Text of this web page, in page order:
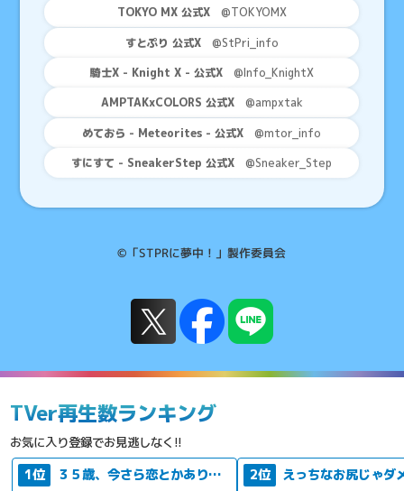
TOKYO MX 公式X @TOKYOMX
すとぷり 公式X @StPri_info
騎士X - Knight X - 公式X @Info_KnightX
AMPTAKxCOLORS 公式X @ampxtak
めておら - Meteorites - 公式X @mtor_info
すにすて - SneakerStep 公式X @Sneaker_Step
©「STPRに夢中！」製作委員会
TVer再生数ランキング
お気に入り登録でお見逃しなく!!
1位 ３５歳、今さら恋とかありえない 2位